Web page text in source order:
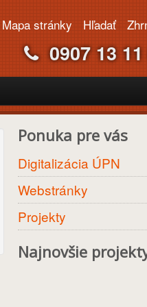
Mapa stránky Hľadať
0907 13 11
Ponuka pre vás
Digitalizácia ÚPN
Webstránky
Projekty
Najnovšie